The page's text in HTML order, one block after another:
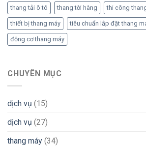
thang tải ô tô thang tời hàng thi công
thiết bị thang máy tiêu chuẩn lắp đặt thang
động cơ thang máy
CHUYÊN MỤC
dịch vụ (15)
dịch vụ (27)
thang máy (34)